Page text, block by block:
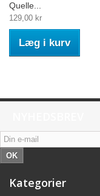
Quelle...
129,00 kr
Læg i kurv
OK
Kategorier